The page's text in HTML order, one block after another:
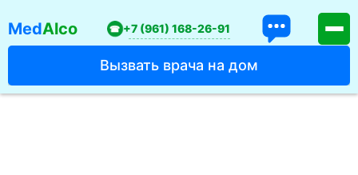
MedAlco +7 (961) 168-26-91
Вызвать врача на дом